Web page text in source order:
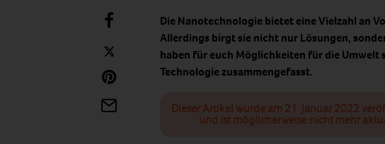
Die Nanotechnologie bietet eine Vielzahl an
Allerdings birgt sie nicht nur Lösungen,
haben für euch Möglichkeiten für die Umwelt
Technologie zusammengefasst.
Dieser Artikel wurde am 21. Januar 2022
und ist möglicherweise nicht mehr